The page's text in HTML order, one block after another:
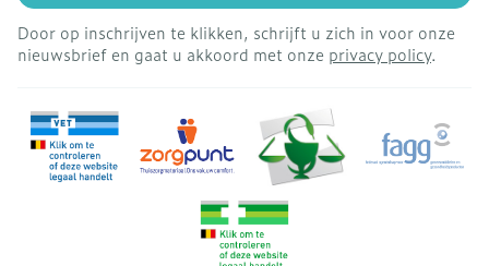
Door op inschrijven te klikken, schrijft u zich in voor onze
nieuwsbrief en gaat u akkoord met onze privacy policy.